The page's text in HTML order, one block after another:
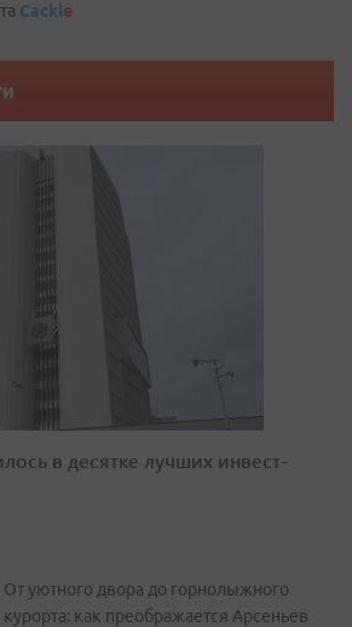
Cackle
в десятке лучших инвест-
От уютного двора до горнолыжного
курорта: как преображается Арсеньев